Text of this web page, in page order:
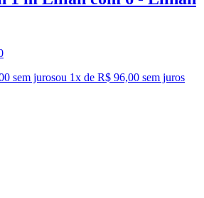
sem jurosou 1x de R$ 96,00 sem juros